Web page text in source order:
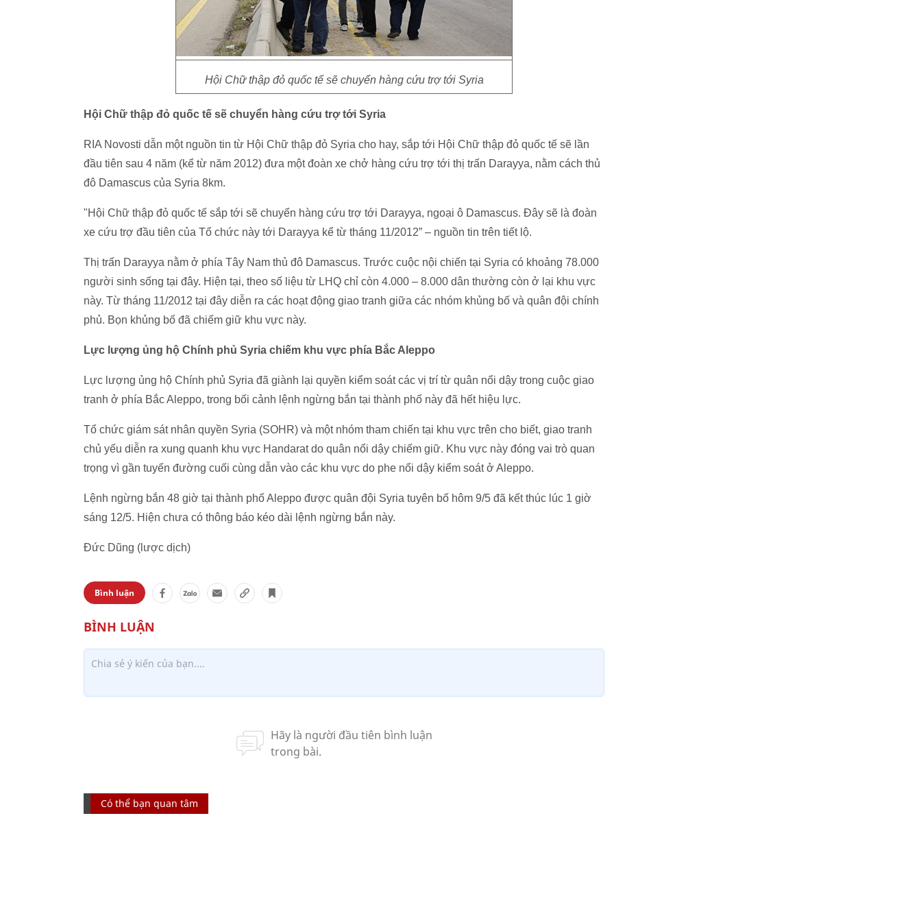
Hội Chữ thập đỏ quốc tế sẽ chuyển hàng cứu trợ tới Syria
Hội Chữ thập đỏ quốc tế sẽ chuyển hàng cứu trợ tới Syria
RIA Novosti dẫn một nguồn tin từ Hội Chữ thập đỏ Syria cho hay, sắp tới Hội Chữ thập đỏ quốc tế sẽ lần
đầu tiên sau 4 năm (kể từ năm 2012) đưa một đoàn xe chở hàng cứu trợ tới thị trấn Darayya, nằm cách thủ
đô Damascus của Syria 8km.
"Hội Chữ thập đỏ quốc tế sắp tới sẽ chuyển hàng cứu trợ tới Darayya, ngoại ô Damascus. Đây sẽ là đoàn
xe cứu trợ đầu tiên của Tổ chức này tới Darayya kể từ tháng 11/2012” – nguồn tin trên tiết lộ.
Thị trấn Darayya nằm ở phía Tây Nam thủ đô Damascus. Trước cuộc nội chiến tại Syria có khoảng 78.000
người sinh sống tại đây. Hiện tại, theo số liệu từ LHQ chỉ còn 4.000 – 8.000 dân thường còn ở lại khu vực
này. Từ tháng 11/2012 tại đây diễn ra các hoạt động giao tranh giữa các nhóm khủng bố và quân đội chính
phủ. Bọn khủng bố đã chiếm giữ khu vực này.
Lực lượng ủng hộ Chính phủ Syria chiếm khu vực phía Bắc Aleppo
Lực lượng ủng hộ Chính phủ Syria đã giành lại quyền kiểm soát các vị trí từ quân nổi dậy trong cuộc giao
tranh ở phía Bắc Aleppo, trong bối cảnh lệnh ngừng bắn tại thành phố này đã hết hiệu lực.
Tổ chức giám sát nhân quyền Syria (SOHR) và một nhóm tham chiến tại khu vực trên cho biết, giao tranh
chủ yếu diễn ra xung quanh khu vực Handarat do quân nổi dậy chiếm giữ. Khu vực này đóng vai trò quan
trọng vì gần tuyến đường cuối cùng dẫn vào các khu vực do phe nổi dậy kiểm soát ở Aleppo.
Lệnh ngừng bắn 48 giờ tại thành phố Aleppo được quân đội Syria tuyên bố hôm 9/5 đã kết thúc lúc 1 giờ
sáng 12/5. Hiện chưa có thông báo kéo dài lệnh ngừng bắn này.
Đức Dũng (lược dịch)
Bình luận
Có thể bạn quan tâm